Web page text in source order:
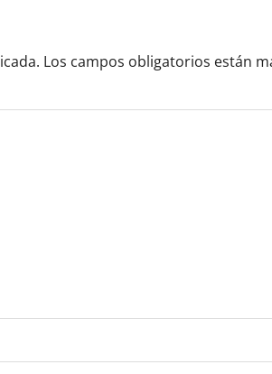
Los campos obligatorios están